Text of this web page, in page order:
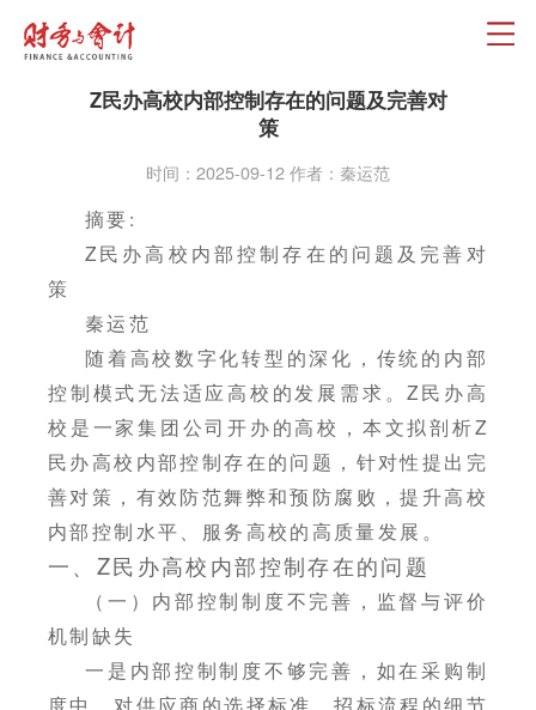
Z民办高校内部控制存在的问题及完善对
策
时间：2025-09-12 作者：秦运范
摘要:
Z民办高校内部控制存在的问题及完善对
策
秦运范
随着高校数字化转型的深化，传统的内部
控制模式无法适应高校的发展需求。Z民办高
校是一家集团公司开办的高校，本文拟剖析Z
民办高校内部控制存在的问题，针对性提出完
善对策，有效防范舞弊和预防腐败，提升高校
内部控制水平、服务高校的高质量发展。
一、Z民办高校内部控制存在的问题
（一）内部控制制度不完善，监督与评价
机制缺失
一是内部控制制度不够完善，如在采购制
度中，对供应商的选择标准、招标流程的细节